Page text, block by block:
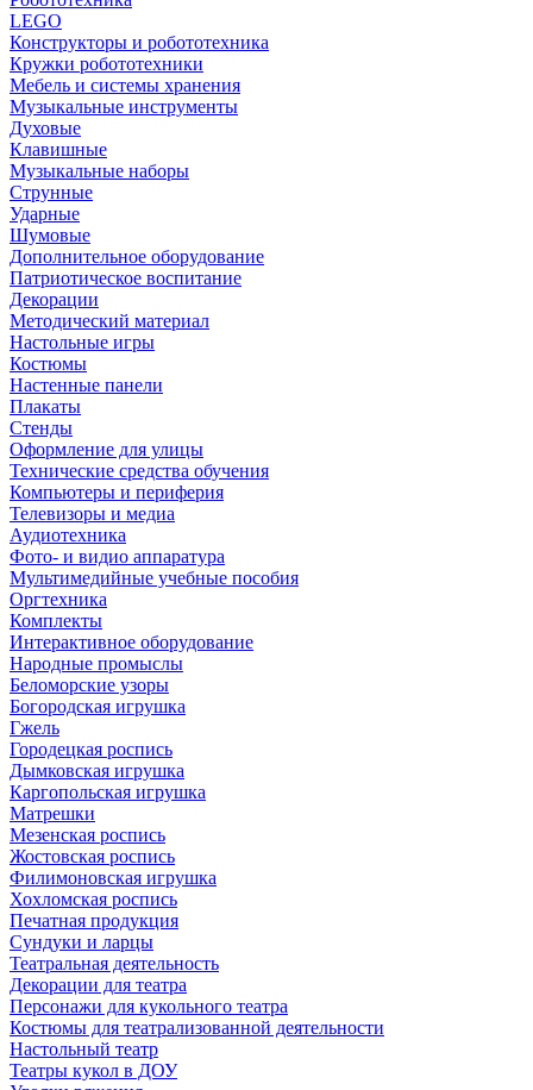
LEGO
Конструкторы и робототехника
Кружки робототехники
Мебель и системы хранения
Музыкальные инструменты
Духовые
Клавишные
Музыкальные наборы
Струнные
Ударные
Шумовые
Дополнительное оборудование
Патриотическое воспитание
Декорации
Методический материал
Настольные игры
Костюмы
Настенные панели
Плакаты
Стенды
Оформление для улицы
Технические средства обучения
Компьютеры и периферия
Телевизоры и медиа
Аудиотехника
Фото- и видио аппаратура
Мультимедийные учебные пособия
Оргтехника
Комплекты
Интерактивное оборудование
Народные промыслы
Беломорские узоры
Богородская игрушка
Гжель
Городецкая роспись
Дымковская игрушка
Каргопольская игрушка
Матрешки
Мезенская роспись
Жостовская роспись
Филимоновская игрушка
Хохломская роспись
Печатная продукция
Сундуки и ларцы
Театральная деятельность
Декорации для театра
Персонажи для кукольного театра
Костюмы для театрализованной деятельности
Настольный театр
Театры кукол в ДОУ